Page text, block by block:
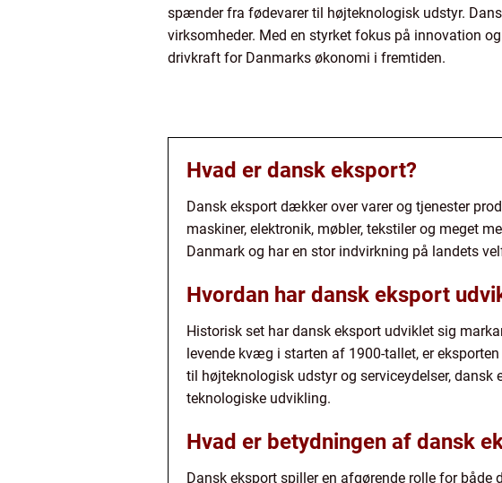
spænder fra fødevarer til højteknologisk udstyr.
virksomheder. Med en styrket fokus på innovation
drivkraft for Danmarks økonomi i fremtiden.
Hvad er dansk eksport?
Dansk eksport dækker over varer og tjenester
maskiner, elektronik, møbler, tekstiler og meget
Danmark og har en stor indvirkning på landets
Hvordan har dansk eksport
Historisk set har dansk eksport udviklet sig
levende kvæg i starten af 1900-tallet, er
til højteknologisk udstyr og serviceydelser,
teknologiske udvikling.
Hvad er betydningen af dansk
Dansk eksport spiller en afgørende rolle for